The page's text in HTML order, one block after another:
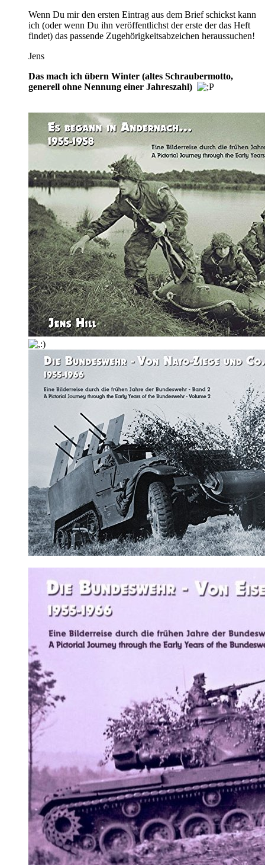
Wenn Du mir den ersten Eintrag aus dem Brief schickst kann
ich (oder wenn Du ihn veröffentlichst der erste der das Heft
findet) das passende Zugehörigkeitsabzeichen heraussuchen!
Jens
Das mach ich übern Winter (altes Schraubermotto,
generell ohne Nennung einer Jahreszahl)